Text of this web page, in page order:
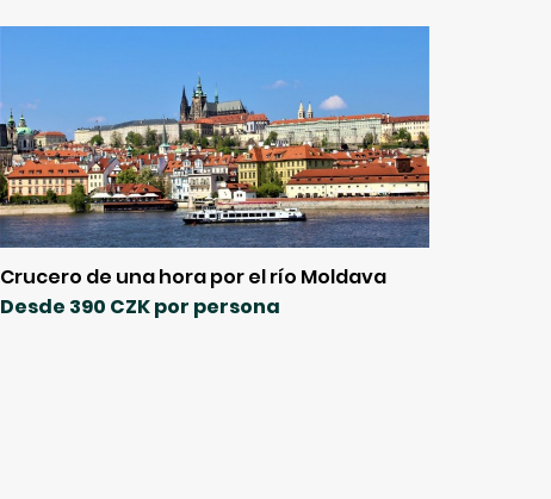
Crucero de una hora por el río Moldava
Desde 390 CZK por persona